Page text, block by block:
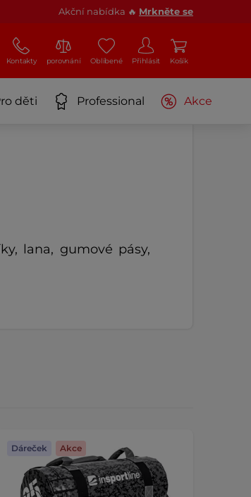
Akční nabídka 🔥 Mrkněte se
Kontakty porovnání Oblíbené Přihlásit Košík
děti Professional Akce
lana, gumové pásy,
Dáreček Akce